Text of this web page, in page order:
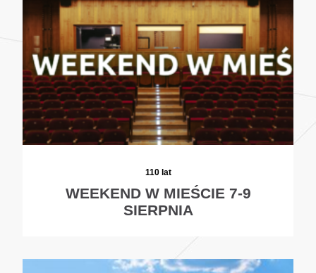
110 lat
WEEKEND W MIEŚCIE 7-9
SIERPNIA